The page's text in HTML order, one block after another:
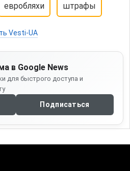
евробляхи штрафы
Vesti-UA
в Google News
для быстрого доступа и
Подписаться